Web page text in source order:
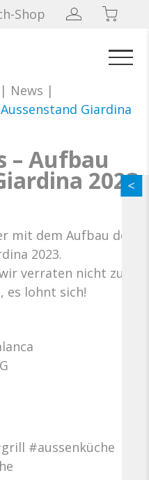
Shop
| News |
Giardina
– Aufbau
2023
mit dem Aufbau des
2023.
verraten nicht zu
es lohnt sich!
#aussenküche